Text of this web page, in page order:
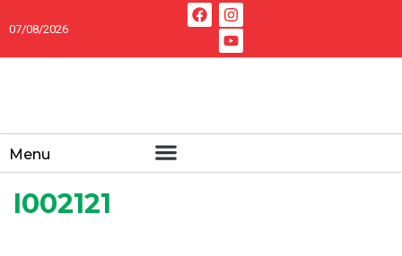
07/08/2026
Menu
I002121